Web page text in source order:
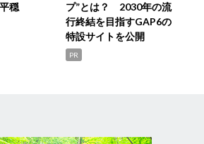
穏
プ”とは？ 2030年の流
行終結を目指すGAP6の
特設サイトを公開
PR